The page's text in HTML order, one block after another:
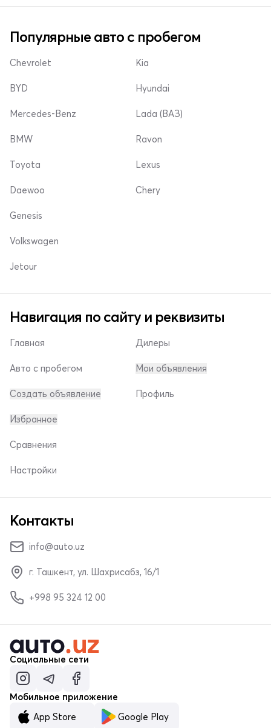
Популярные авто с пробегом
Chevrolet
BYD
Mercedes-Benz
Kia
Hyundai
Lada (ВАЗ)
BMW
Toyota
Daewoo
Ravon
Lexus
Chery
Genesis
Volkswagen
Jetour
Навигация по сайту и реквизиты
Главная
Авто с пробегом
Создать объявление
Дилеры
Мои объявления
Профиль
Избранное
Сравнения
Настройки
Контакты
info@auto.uz
г. Ташкент, ул. Шахрисабз, 16/1
+998 95 324 12 00
Социальные сети
Мобильное приложение
App Store
Google Play